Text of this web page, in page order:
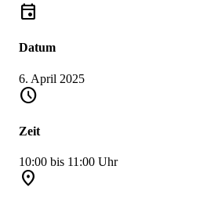
event
Datum
6. April 2025
schedule
Zeit
10:00 bis 11:00 Uhr
place